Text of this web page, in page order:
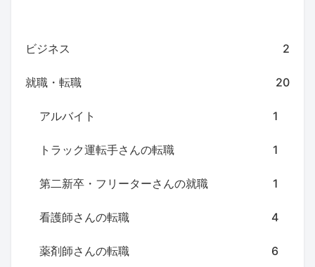
ビジネス 2
就職・転職 20
アルバイト 1
トラック運転手さんの転職 1
第二新卒・フリーターさんの就職 1
看護師さんの転職 4
薬剤師さんの転職 6